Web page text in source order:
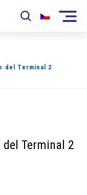
del Terminal 2
Terminal 2